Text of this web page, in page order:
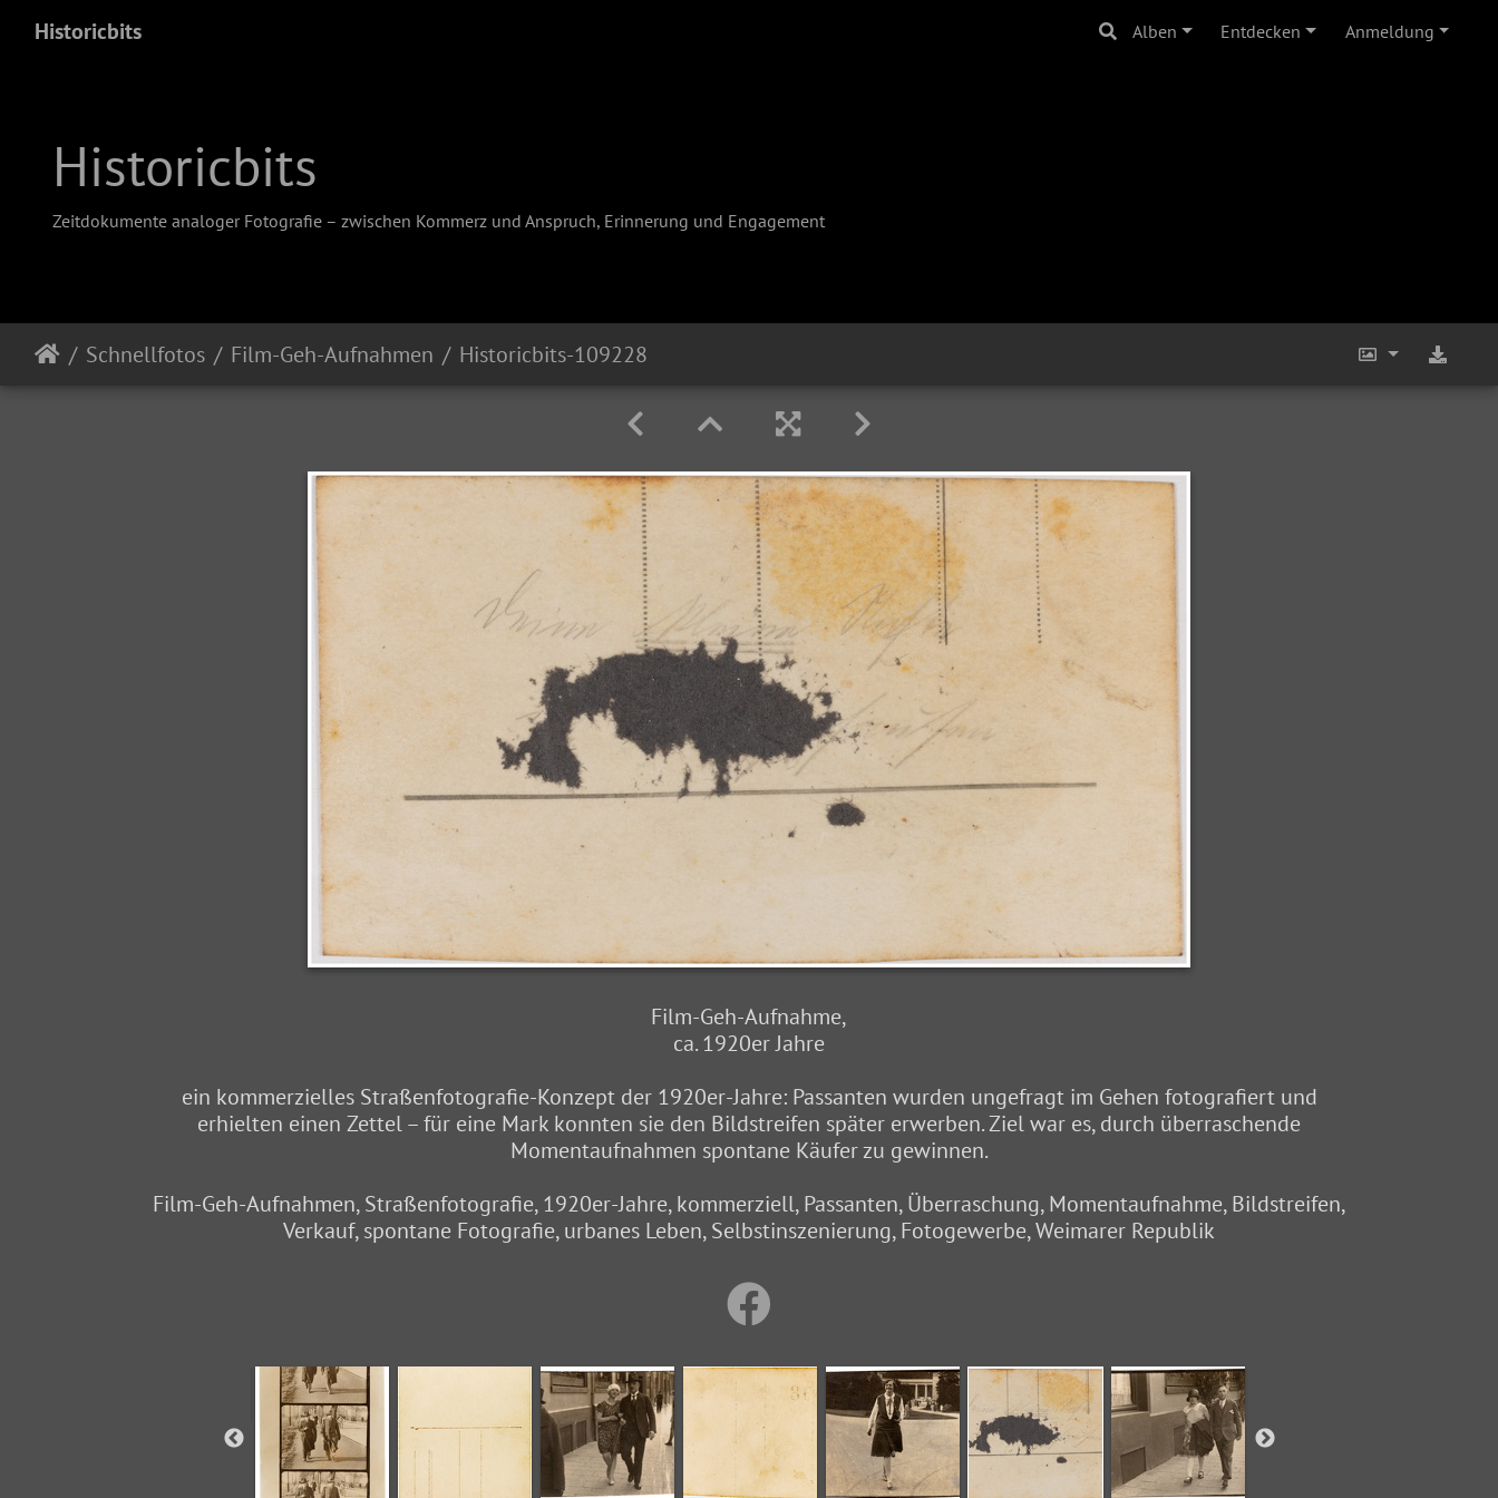
Historicbits Alben Entdecken Anmeldung
Historicbits
Zeitdokumente analoger Fotografie – zwischen Kommerz und Anspruch, Erinnerung und Engagement
Schnellfotos Film-Geh-Aufnahmen Historicbits-109228
Film-Geh-Aufnahme,
ca. 1920er Jahre
ein kommerzielles Straßenfotografie-Konzept der 1920er-Jahre: Passanten wurden ungefragt im Gehen fotografiert und
erhielten einen Zettel – für eine Mark konnten sie den Bildstreifen später erwerben. Ziel war es, durch überraschende
Momentaufnahmen spontane Käufer zu gewinnen.
Film-Geh-Aufnahmen, Straßenfotografie, 1920er-Jahre, kommerziell, Passanten, Überraschung, Momentaufnahme, Bildstreifen,
Verkauf, spontane Fotografie, urbanes Leben, Selbstinszenierung, Fotogewerbe, Weimarer Republik